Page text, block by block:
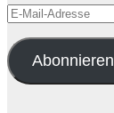
E-
Mail-
Adresse
Abonnieren